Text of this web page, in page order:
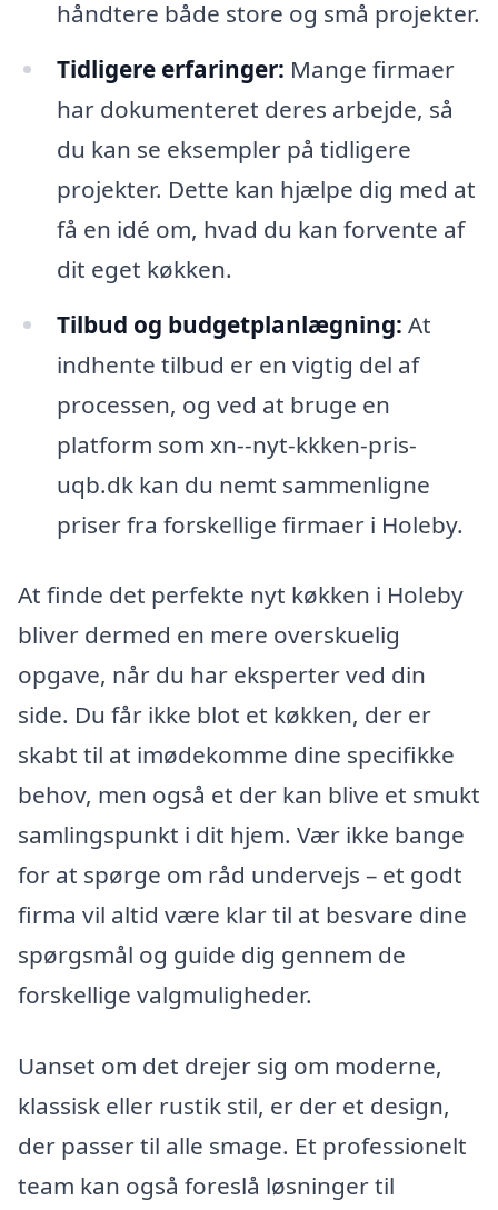
håndtere både store og små projekter.
Tidligere erfaringer: Mange firmaer
har dokumenteret deres arbejde, så
du kan se eksempler på tidligere
projekter. Dette kan hjælpe dig med at
få en idé om, hvad du kan forvente af
dit eget køkken.
Tilbud og budgetplanlægning: At
indhente tilbud er en vigtig del af
processen, og ved at bruge en
platform som xn--nyt-kkken-pris-
uqb.dk kan du nemt sammenligne
priser fra forskellige firmaer i Holeby.
At finde det perfekte nyt køkken i Holeby
bliver dermed en mere overskuelig
opgave, når du har eksperter ved din
side. Du får ikke blot et køkken, der er
skabt til at imødekomme dine specifikke
behov, men også et der kan blive et smukt
samlingspunkt i dit hjem. Vær ikke bange
for at spørge om råd undervejs – et godt
firma vil altid være klar til at besvare dine
spørgsmål og guide dig gennem de
forskellige valgmuligheder.
Uanset om det drejer sig om moderne,
klassisk eller rustik stil, er der et design,
der passer til alle smage. Et professionelt
team kan også foreslå løsninger til